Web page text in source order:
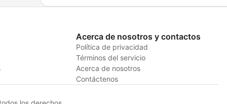
Acerca de nosotros y contactos
Política de privacidad
Términos del servicio
Acerca de nosotros
Contáctenos